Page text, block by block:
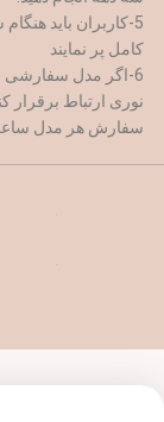
5-کاربران باید
کامل پر نمایند
6-اگر مدل سفارشی
نوری ارتباط برقرار
سفارش هر مدل